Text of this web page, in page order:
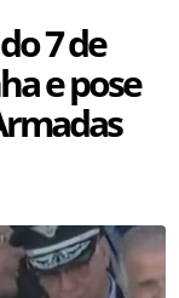
7 de
e pose